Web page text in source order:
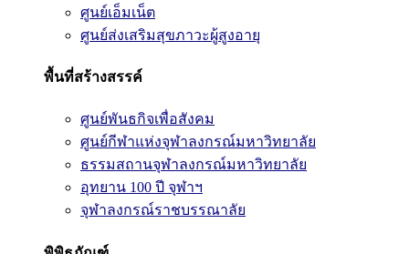
ศูนย์เอ็มเน็ต
ศูนย์ส่งเสริมสุขภาวะผู้สูงอายุ
พื้นที่สร้างสรรค์
ศูนย์พันธกิจเพื่อสังคม
ศูนย์กีฬาแห่งจุฬาลงกรณ์มหาวิทยาลัย
ธรรมสถานจุฬาลงกรณ์มหาวิทยาลัย
อุทยาน 100 ปี จุฬาฯ
จุฬาลงกรณ์ราชบรรณาลัย